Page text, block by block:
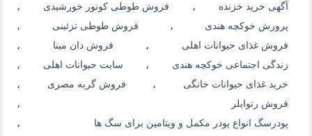
آگهی خرید خزنده ، فروش طوطی کونور خورشیدی ،
پرورش خوکچه هندی ، فروش طوطی تزئینی ،
فروش غذای حیوانات اهلی ، فروش دان مینا ،
زندگی اجتماعی خوکچه هندی ، سایت حیوانات اهلی ،
خرید غذای حیوانات خانگی ، فروش گربه مصری ،
فروش رتوایلر ،
پودرسگ انواع پودر مکمل و ویتامین برای سگ ها ،